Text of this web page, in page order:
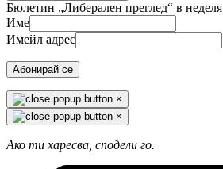
Бюлетин „Либерален преглед“ в неделя
Име
Имейл адрес
Абонирай се
×
×
Ако ти харесва, сподели го.